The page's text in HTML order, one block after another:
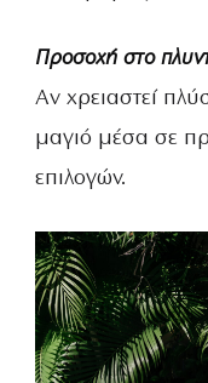
Προσοχή στο
Αν χρειαστεί
μαγιό μέσα σε
επιλογών.